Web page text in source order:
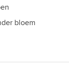
bloem